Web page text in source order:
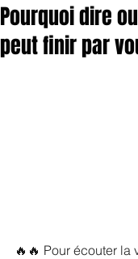
Pourquoi dire
peut finir par
🔥🔥 Pour écouter